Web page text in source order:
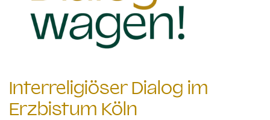
Interreligiöser Dialog im
Erzbistum Köln